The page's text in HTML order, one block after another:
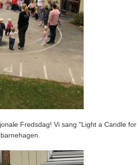
Fredsdag! Vi sang "Light a Candle for